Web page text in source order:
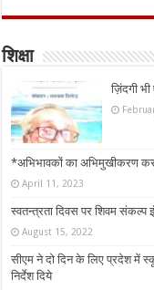
शिक्षा
ज़िंदगी
*अभिभावकों का अभिमुखीकरण
April 11, 2023
स्वतन्त्रता दिवस पर शिवम संकल्प
August 15, 2022
सीएम ने दो दिन के लिए प्रदेश में
निर्देश दिये